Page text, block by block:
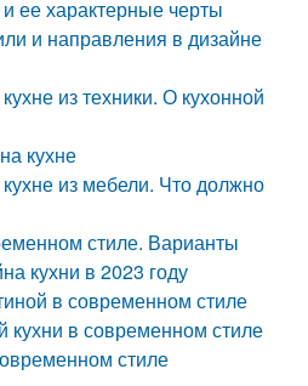
ее характерные черты
и направления в дизайне
из техники. О кухонной
кухне
из мебели. Что должно
стиле. Варианты
кухни в 2023 году
в современном стиле
кухни в современном стиле
стиле